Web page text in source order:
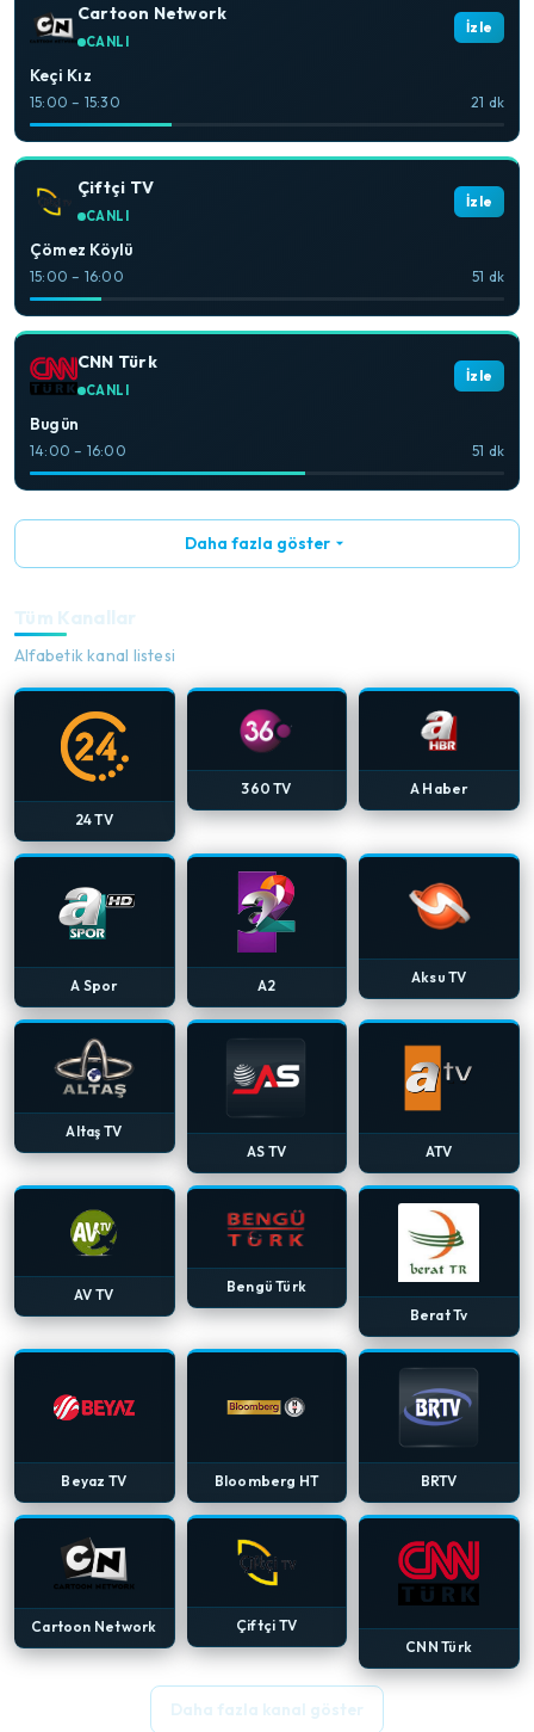
Cartoon Network
CANLI
İzle
Keçi Kız
15:00 – 15:30 21 dk
Çiftçi TV
CANLI
İzle
Çömez Köylü
15:00 – 16:00 51 dk
CNN Türk
CANLI
İzle
Bugün
14:00 – 16:00 51 dk
Daha fazla göster
Tüm Kanallar
Alfabetik kanal listesi
24 TV
360 TV A Haber
A Spor A2 Aksu TV
Altaş TV
AS TV
ATV
AV TV
Bengü Türk
Berat Tv
Beyaz TV Bloomberg HT BRTV
Cartoon Network
Çiftçi TV
CNN Türk
Daha fazla kanal göster